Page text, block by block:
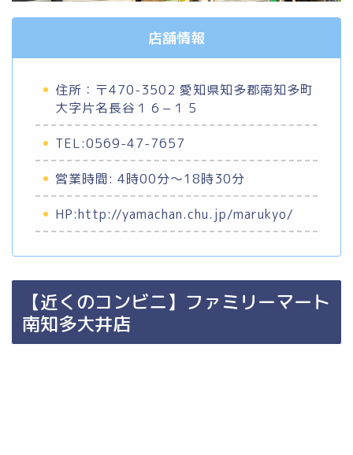
店舗情報
住所：〒470-3502 愛知県知多郡南知多町
大字片名長谷１６−１５
TEL:0569-47-7657
営業時間: 4時00分～18時30分
HP:http://yamachan.chu.jp/marukyo/
【近くのコンビニ】ファミリーマート
南知多大井店